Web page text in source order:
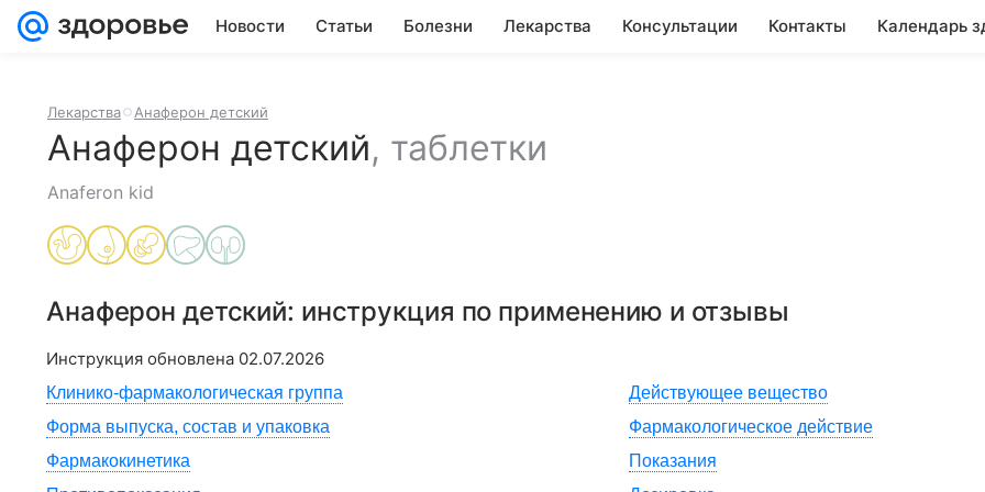
Новости Статьи Болезни Лекарства Консультации Контакты Календарь
Лекарства Анаферон детский
Анаферон детский, таблетки
Anaferon kid
Анаферон детский: инструкция по применению и отзывы
Инструкция обновлена 02.07.2026
Клинико-фармакологическая группа
Действующее вещество
Форма выпуска, состав и упаковка
Фармакологическое действие
Фармакокинетика
Показания